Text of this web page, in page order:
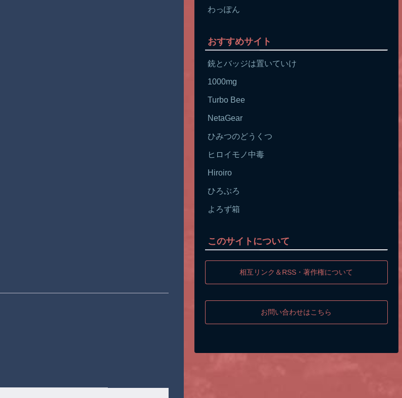
わっぽん
おすすめサイト
銃とバッジは置いていけ
1000mg
Turbo Bee
NetaGear
ひみつのどうくつ
ヒロイモノ中毒
Hiroiro
ひろぶろ
よろず箱
このサイトについて
相互リンク＆RSS・著作権について
お問い合わせはこちら